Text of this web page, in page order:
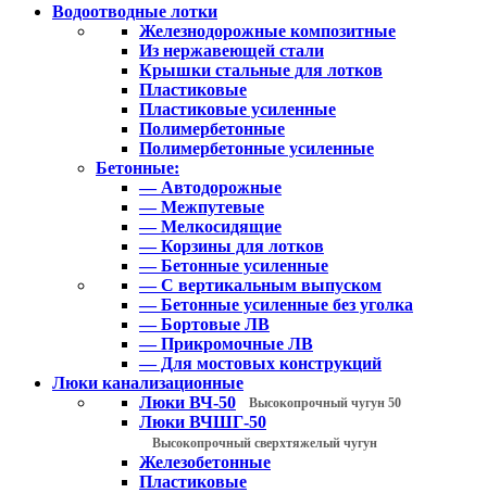
Водоотводные лотки
Железнодорожные композитные
Из нержавеющей стали
Крышки стальные для лотков
Пластиковые
Пластиковые усиленные
Полимербетонные
Полимербетонные усиленные
Бетонные:
— Автодорожные
— Межпутевые
— Мелкосидящие
— Корзины для лотков
— Бетонные усиленные
— С вертикальным выпуском
— Бетонные усиленные без уголка
— Бортовые ЛВ
— Прикромочные ЛВ
— Для мостовых конструкций
Люки канализационные
Люки ВЧ-50
Высокопрочный чугун 50
Люки ВЧШГ-50
Высокопрочный сверхтяжелый чугун
Железобетонные
Пластиковые